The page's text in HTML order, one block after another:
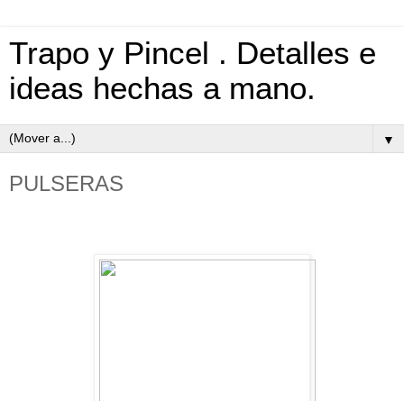
Trapo y Pincel . Detalles e
ideas hechas a mano.
▼
PULSERAS